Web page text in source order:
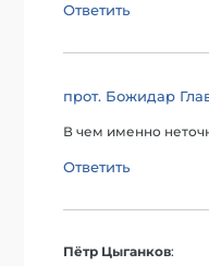
Ответить
прот. Божидар
В чем именно
Ответить
Пётр Цыганков: